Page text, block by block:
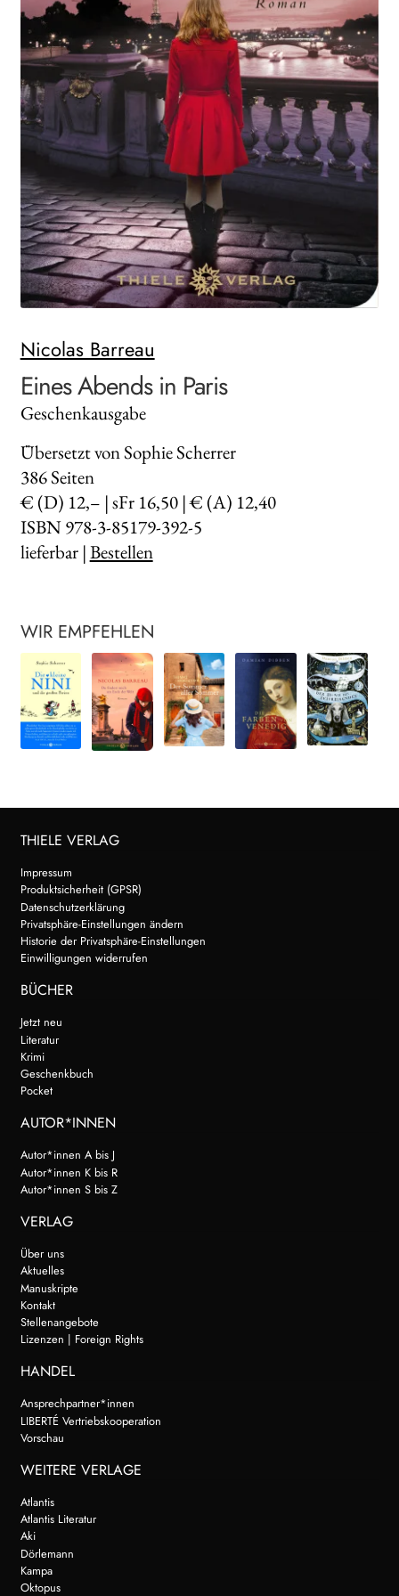
Search:
Nicolas Barreau
Eines Abends in Paris
Geschenkausgabe
Übersetzt von Sophie Scherrer
386Seiten
€ (D) 12,– | sFr 16,50 | € (A) 12,40
ISBN 978-3-85179-392-5
lieferbar |Bestellen
WIR EMPFEHLEN
THIELE VERLAG
Impressum
Produktsicherheit (GPSR)
Datenschutzerklärung
Privatsphäre-Einstellungen ändern
Historie der Privatsphäre-Einstellungen
Einwilligungen widerrufen
BÜCHER
Jetzt neu
Literatur
Krimi
Geschenkbuch
Pocket
AUTOR*INNEN
Autor*innen A bis J
Autor*innen K bis R
Autor*innen S bis Z
VERLAG
Über uns
Aktuelles
Manuskripte
Kontakt
Stellenangebote
Lizenzen | Foreign Rights
HANDEL
Ansprechpartner*innen
LIBERTÉ Vertriebskooperation
Vorschau
WEITERE VERLAGE
Atlantis
Atlantis Literatur
Aki
Dörlemann
Kampa
Oktopus